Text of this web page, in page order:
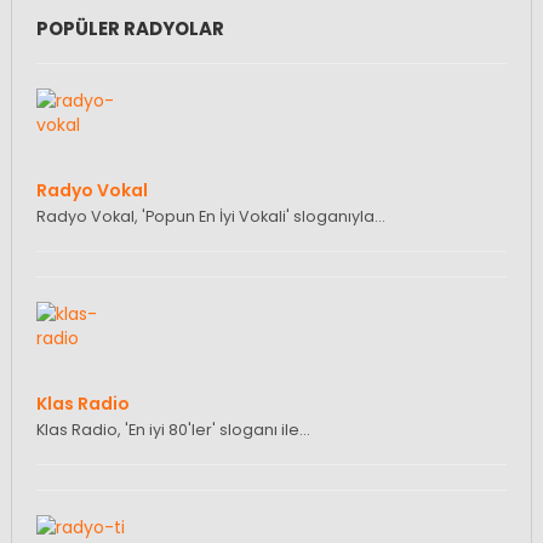
POPÜLER RADYOLAR
Radyo Vokal
Radyo Vokal, 'Popun En İyi Vokali' sloganıyla…
Klas Radio
Klas Radio, 'En iyi 80'ler' sloganı ile…